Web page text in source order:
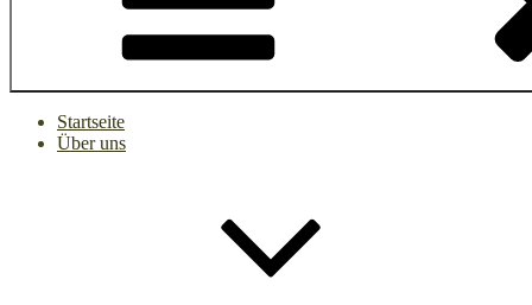
Startseite
Über uns